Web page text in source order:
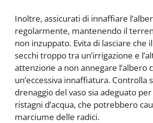
Inoltre, assicurati di innaffiare
regolarmente, mantenendo il
non inzuppato. Evita di lasciare che
secchi troppo tra un’irrigazione e
attenzione a non annegare l’albero
un’eccessiva innaffiatura. Controlla
drenaggio del vaso sia adeguato
ristagni d’acqua, che potrebbero
marciume delle radici.